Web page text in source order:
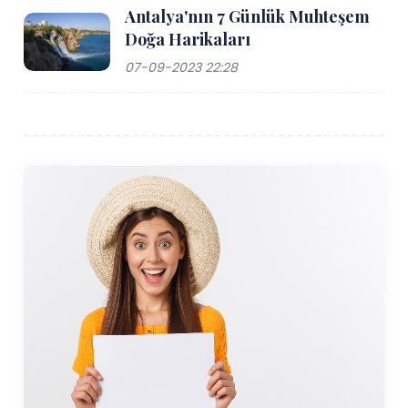
olmak üzere Türkiye'nin büyük şehirlerine iç hat
uçuşları sunmaktadır. Ziyaretçiler havalimanından
Ayvalık'a araba, taksi veya shuttle servisleri ile
ve İstanbul da dahil olmak üzere Türkiye'nin diğer
şehirlerine iyi bağlantılara sahiptir. Ayvalık'ın merkez
otogarına (otogar) düzenli seferler düzenleyen
birçok otobüs firması, toplu taşıma araçlarıyla şehre
ulaşmayı kolaylaştırıyor. Yunanistan'dan gelen
ziyaretçiler için Ayvalık ile Yunanistan'ın Midilli adası
arasında sezonluk feribot seferleri düzenleniyor ve
uluslararası seyahat seçeneği sunuluyor.
Ayvalık'a vardığınızda ulaşım nispeten kolaydır.
Kasaba kompakttır ve özellikle dar sokakları ve sahil
Antalya'nın 7 Günlük Muhteşem
Doğa Harikaları
07-09-2023 22:28